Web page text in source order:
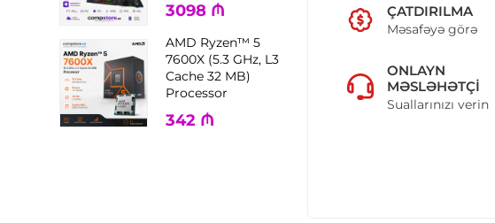
3098 ₼
AMD Ryzen™ 5
7600X (5.3 GHz, L3
Cache 32 MB)
Processor
342 ₼
ÇATDIRILMA
Məsafəyə görə
ONLAYN
MƏSLƏHƏTÇI
Suallarınızı verin